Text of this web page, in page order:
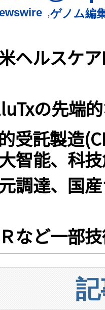
,ゲノム編
ヘルスケ
の先端
受託製造
智能、科
調達、国
など一部